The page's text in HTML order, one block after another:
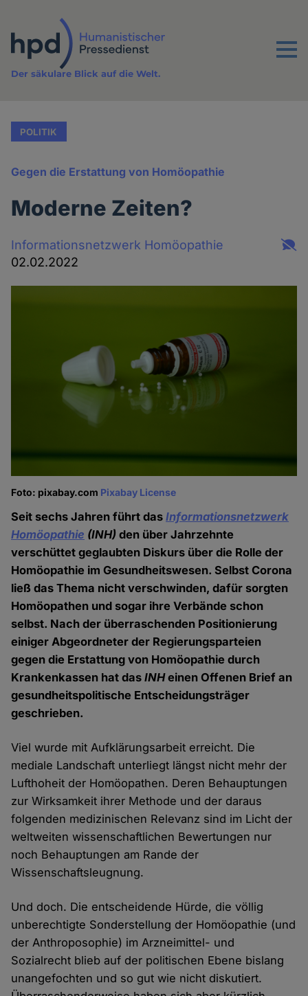
Inhalt
Menu
Der säkulare Blick auf die Welt.
POLITIK
Gegen die Erstattung von Homöopathie
Moderne Zeiten?
Informationsnetzwerk Homöopathie
02.02.2022
Foto: pixabay.com Pixabay License
Seit sechs Jahren führt dasInformationsnetzwerk
Homöopathie (INH) den über Jahrzehnte
verschüttet geglaubten Diskurs über die Rolle der
Homöopathie im Gesundheitswesen. Selbst Corona
ließ das Thema nicht verschwinden, dafür sorgten
Homöopathen und sogar ihre Verbände schon
selbst. Nach der überraschenden Positionierung
einiger Abgeordneter der Regierungsparteien
gegen die Erstattung von Homöopathie durch
Krankenkassen hat dasINHeinen Offenen Brief an
gesundheitspolitische Entscheidungsträger
geschrieben.
Viel wurde mit Aufklärungsarbeit erreicht. Die
mediale Landschaft unterliegt längst nicht mehr der
Lufthoheit der Homöopathen. Deren Behauptungen
zur Wirksamkeit ihrer Methode und der daraus
folgenden medizinischen Relevanz sind im Licht der
weltweiten wissenschaftlichen Bewertungen nur
noch Behauptungen am Rande der
Wissenschaftsleugnung.
Und doch. Die entscheidende Hürde, die völlig
unberechtigte Sonderstellung der Homöopathie (und
der Anthroposophie) im Arzneimittel- und
Sozialrecht blieb auf der politischen Ebene bislang
unangefochten und so gut wie nicht diskutiert.